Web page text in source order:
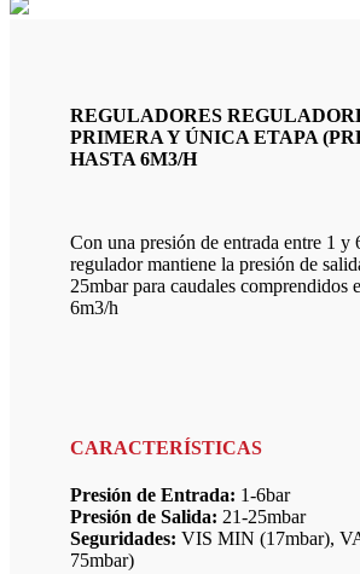
REGULADORES
PRIMERA Y ÚNICA ETAPA
HASTA 6M3/H
Con una presión de entrada entre 1 y
regulador mantiene la presión de
25mbar para caudales comprendidos
6m3/h
CARACTERÍSTICAS
Presión de Entrada: 1-6bar
Presión de Salida: 21-25mbar
Seguridades: VIS MIN (17mbar),
75mbar)